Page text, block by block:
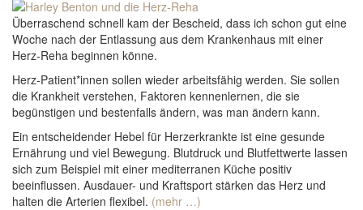
Überraschend schnell kam der Bescheid, dass ich schon gut eine
Woche nach der Entlassung aus dem Krankenhaus mit einer
Herz-Reha beginnen könne.
Herz-Patient*innen sollen wieder arbeitsfähig werden. Sie sollen
die Krankheit verstehen, Faktoren kennenlernen, die sie
begünstigen und bestenfalls ändern, was man ändern kann.
Ein entscheidender Hebel für Herzerkrankte ist eine gesunde
Ernährung und viel Bewegung. Blutdruck und Blutfettwerte lassen
sich zum Beispiel mit einer mediterranen Küche positiv
beeinflussen. Ausdauer- und Kraftsport stärken das Herz und
halten die Arterien flexibel. (mehr …)